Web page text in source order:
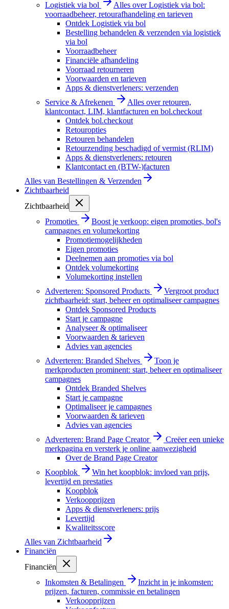
Logistiek via bol
Alles over Logistiek via bol:
voorraadbeheer, retourafhandeling en tarieven
Ontdek Logistiek via bol
Bestelling behandelen & verzenden via logistiek
via bol
Voorraadbeheer
Financiële afhandeling
Voorraad retourneren
Voorwaarden en tarieven
Apps & dienstverleners: verzenden
Service & Afrekenen
Alles over retouren,
klantcontact, LIM, klantfacturen en bol.checkout
Ontdek bol.checkout
Retouropties
Retouren behandelen
Retourzending beschadigd of vermist (RLIM)
Apps & dienstverleners: retouren
Klantcontact en (BTW-)facturen
Alles van Bestellingen & Verzenden
Zichtbaarheid
Zichtbaarheid
Promoties
Boost je verkoop: eigen promoties, bol's
campagnes en volumekorting
Promotiemogelijkheden
Eigen promoties
Deelnemen aan promoties via bol
Ontdek volumekorting
Volumekorting instellen
Adverteren: Sponsored Products
Vergroot product
zichtbaarheid: start, beheer en optimaliseer campagnes
Ontdek Sponsored Products
Start je campagne
Analyseer & optimaliseer
Voorwaarden & tarieven
Advies van agencies
Adverteren: Branded Shelves
Toon je
merkproducten prominent: start, beheer en optimaliseer
campagnes
Ontdek Branded Shelves
Start je campagne
Optimaliseer je campagnes
Voorwaarden & tarieven
Advies van agencies
Adverteren: Brand Page Creator
Creëer een unieke
merkpagina en versterk je online aanwezigheid
Over de Brand Page Creator
Koopblok
Win het koopblok: invloed van prijs,
levertijd en prestaties
Koopblok
Verkoopprijzen
Apps & dienstverleners: prijs
Levertijd
Kwaliteitsscore
Alles van Zichtbaarheid
Financiën
Financiën
Inkomsten & Betalingen
Inzicht in je inkomsten:
prijzen, facturen, commissie en betalingen
Verkoopprijzen